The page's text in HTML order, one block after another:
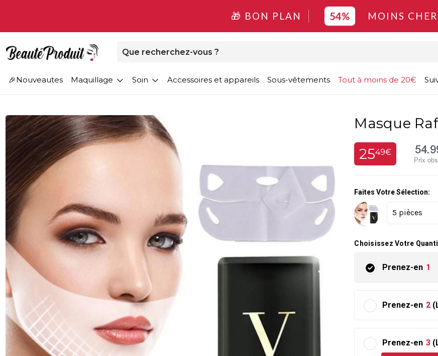
🎁 BON PLAN 54% MOINS CHER
Nouveautes Maquillage Soin Accessoires et appareils Sous-vêtements Tout à moins de 20€
Masque
2549€
Prix
Faites Votre Sélection:
Choisissez Votre
Prenez-en 1
Prenez-en 2
Prenez-en 3